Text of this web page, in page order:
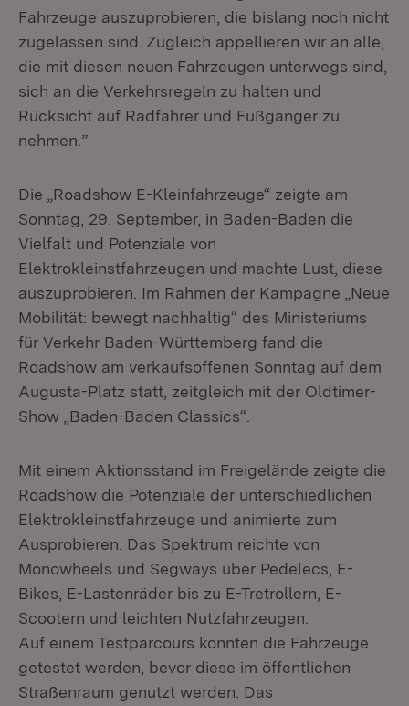
Fahrzeuge auszuprobieren, die bislang noch nicht
zugelassen sind. Zugleich appellieren wir an alle,
die mit diesen neuen Fahrzeugen unterwegs sind,
sich an die Verkehrsregeln zu halten und
Rücksicht auf Radfahrer und Fußgänger zu
nehmen.”
Die „Roadshow E-Kleinfahrzeuge“ zeigte am
Sonntag, 29. September, in Baden-Baden die
Vielfalt und Potenziale von
Elektrokleinstfahrzeugen und machte Lust, diese
auszuprobieren. Im Rahmen der Kampagne „Neue
Mobilität: bewegt nachhaltig“ des Ministeriums
für Verkehr Baden-Württemberg fand die
Roadshow am verkaufsoffenen Sonntag auf dem
Augusta-Platz statt, zeitgleich mit der Oldtimer-
Show „Baden-Baden Classics“.
Mit einem Aktionsstand im Freigelände zeigte die
Roadshow die Potenziale der unterschiedlichen
Elektrokleinstfahrzeuge und animierte zum
Ausprobieren. Das Spektrum reichte von
Monowheels und Segways über Pedelecs, E-
Bikes, E-Lastenräder bis zu E-Tretrollern, E-
Scootern und leichten Nutzfahrzeugen.
Auf einem Testparcours konnten die Fahrzeuge
getestet werden, bevor diese im öffentlichen
Straßenraum genutzt werden. Das